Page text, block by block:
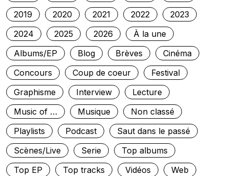
2019
2020 2021 2022
2023
2024
2025 2026
À la une
Albums/EP
Blog Brèves
Cinéma
Concours
Coup de coeur
Festival
Graphisme
Interview
Lecture
Music of …
Musique
Non classé
Playlists
Podcast
Saut dans le passé
Scènes/Live
Serie
Top albums
Top EP
Top tracks Vidéos Web